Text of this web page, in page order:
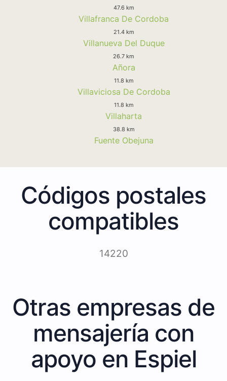
47.6 km
Villafranca De Cordoba
21.4 km
Villanueva Del Duque
26.7 km
Añora
11.8 km
Villaviciosa De Cordoba
11.8 km
Villaharta
38.8 km
Fuente Obejuna
Códigos postales
compatibles
14220
Otras empresas de
mensajería con
apoyo en Espiel